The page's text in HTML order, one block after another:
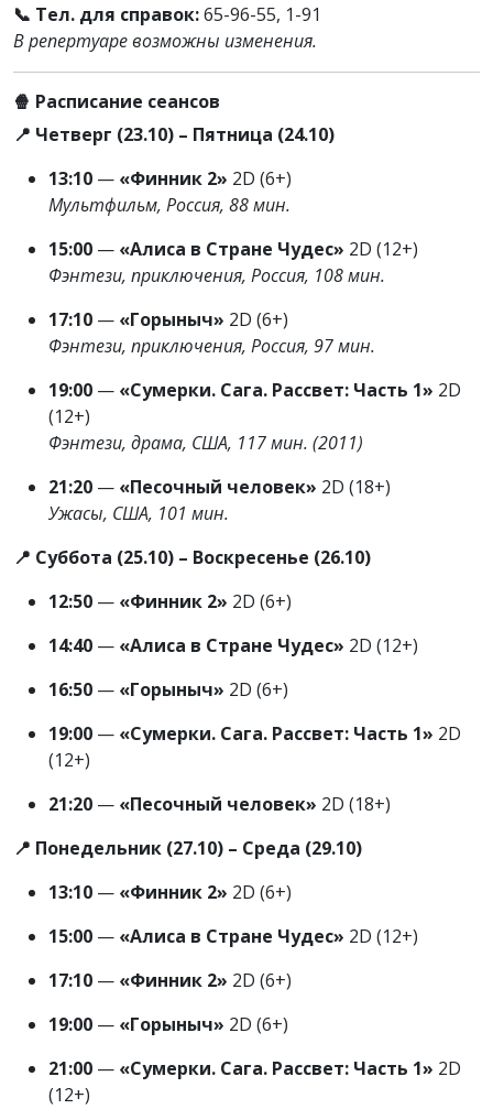
📞 Тел. для справок:65-96-55, 1-91
В репертуаре возможны изменения.
🍿 Расписание сеансов
📍 Четверг (23.10) – Пятница (24.10)
13:10 — «Финник 2» 2D (6+)
Мультфильм, Россия, 88 мин.
15:00 — «Алиса в Стране Чудес» 2D (12+)
Фэнтези, приключения, Россия, 108 мин.
17:10 — «Горыныч» 2D (6+)
Фэнтези, приключения, Россия, 97 мин.
19:00 — «Сумерки. Сага. Рассвет: Часть 1» 2D
(12+)
Фэнтези, драма, США, 117 мин. (2011)
21:20 — «Песочный человек» 2D (18+)
Ужасы, США, 101 мин.
📍 Суббота (25.10) – Воскресенье (26.10)
12:50 — «Финник 2» 2D (6+)
14:40 — «Алиса в Стране Чудес» 2D (12+)
16:50 — «Горыныч» 2D (6+)
19:00 — «Сумерки. Сага. Рассвет: Часть 1» 2D
(12+)
21:20 — «Песочный человек» 2D (18+)
📍 Понедельник (27.10) – Среда (29.10)
13:10 — «Финник 2» 2D (6+)
15:00 — «Алиса в Стране Чудес» 2D (12+)
17:10 — «Финник 2» 2D (6+)
19:00 — «Горыныч» 2D (6+)
21:00 — «Сумерки. Сага. Рассвет: Часть 1» 2D
(12+)